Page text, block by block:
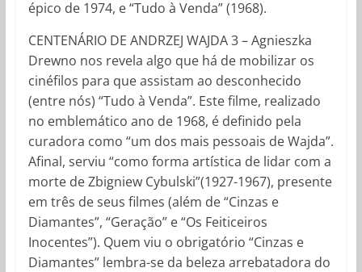
épico de 1974, e “Tudo à Venda” (1968).
CENTENÁRIO DE ANDRZEJ WAJDA 3 – Agnieszka
Drewno nos revela algo que há de mobilizar os
cinéfilos para que assistam ao desconhecido
(entre nós) “Tudo à Venda”. Este filme, realizado
no emblemático ano de 1968, é definido pela
curadora como “um dos mais pessoais de Wajda”.
Afinal, serviu “como forma artística de lidar com a
morte de Zbigniew Cybulski”(1927-1967), presente
em três de seus filmes (além de “Cinzas e
Diamantes”, “Geração” e “Os Feiticeiros
Inocentes”). Quem viu o obrigatório “Cinzas e
Diamantes” lembra-se da beleza arrebatadora do